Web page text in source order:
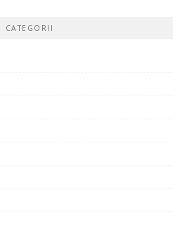
CATEGORII